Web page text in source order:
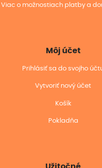
Viac o možnostiach platby a
Môj účet
Prihlásiť sa do svojho
Vytvoriť nový účet
Košík
Pokladňa